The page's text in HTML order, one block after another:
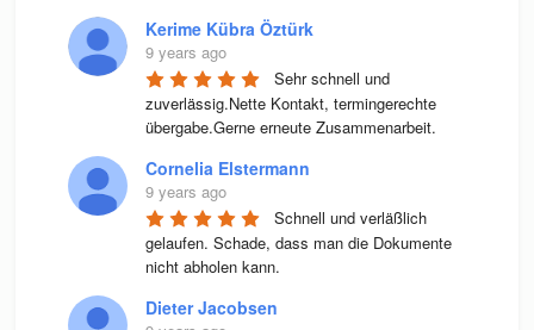
Kerime Kübra Öztürk
9 years ago
Sehr schnell und
zuverlässig.Nette Kontakt, termingerechte
übergabe.Gerne erneute Zusammenarbeit.
Cornelia Elstermann
9 years ago
Schnell und verläßlich
gelaufen. Schade, dass man die Dokumente
nicht abholen kann.
Dieter Jacobsen